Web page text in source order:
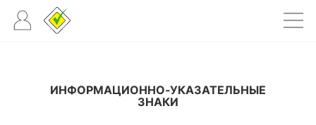
ИНФОРМАЦИОННО-УКАЗАТЕЛЬНЫЕ
ЗНАКИ